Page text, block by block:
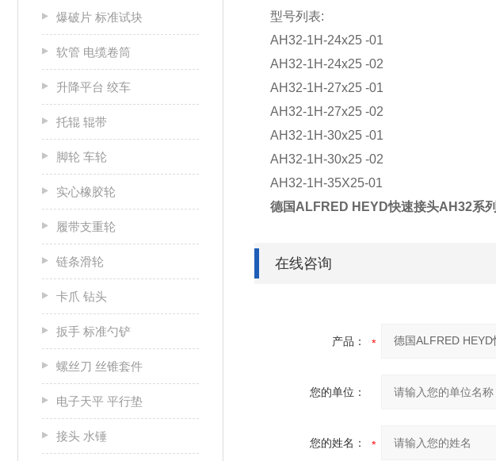
爆破片 标准试块
软管 电缆卷筒
升降平台 绞车
托辊 辊带
脚轮 车轮
实心橡胶轮
履带支重轮
链条滑轮
卡爪 钻头
扳手 标准勺铲
螺丝刀 丝锥套件
电子天平 平行垫
接头 水锤
型号列表:
AH32-1H-24x25 -01
AH32-1H-24x25 -02
AH32-1H-27x25 -01
AH32-1H-27x25 -02
AH32-1H-30x25 -01
AH32-1H-30x25 -02
AH32-1H-35X25-01
德国ALFRED HEYD快速接头AH32系列
在线咨询
产品：
您的单位：
您的姓名：